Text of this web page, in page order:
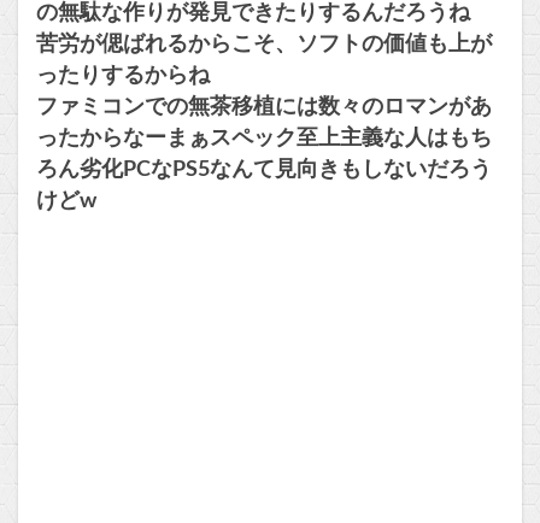
の無駄な作りが発見できたりするんだろうね
苦労が偲ばれるからこそ、ソフトの価値も上が
ったりするからね
ファミコンでの無茶移植には数々のロマンがあ
ったからなーまぁスペック至上主義な人はもち
ろん劣化PCなPS5なんて見向きもしないだろう
けどw